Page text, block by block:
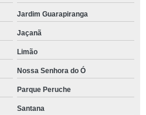
Jardim Guarapiranga
Jaçanã
Limão
Nossa Senhora do Ó
Parque Peruche
Santana